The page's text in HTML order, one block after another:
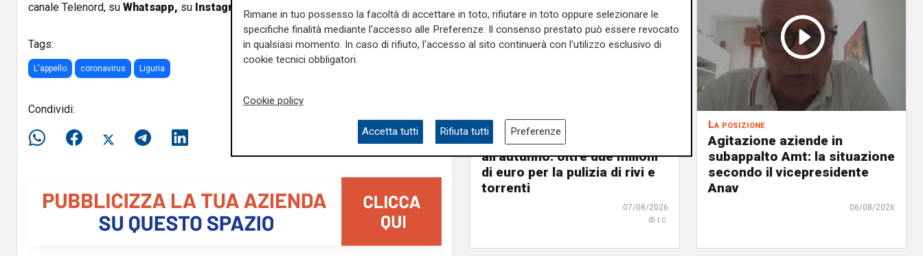
canale Telenord, su Whatsapp, su Instagram, Youtube Facebook
Tags:
L'appello coronavirus Liguria
Condividi:
Programma
Genova si prepara
all'autunno: oltre due milioni
di euro per la pulizia di rivi e
torrenti
07/08/2026
di r.c.
La posizione
Agitazione aziende in
subappalto Amt: la situazione
secondo il vicepresidente
Anav
06/08/2026
Rimane in tuo possesso la facoltà di accettare in toto, rifiutare in toto oppure selezionare le
specifiche finalità mediante l'accesso alle Preferenze. Il consenso prestato può essere revocato
in qualsiasi momento. In caso di rifiuto, l'accesso al sito continuerà con l'utilizzo esclusivo di
cookie tecnici obbligatori.
Cookie policy
Accetta tutti Rifiuta tutti Preferenze